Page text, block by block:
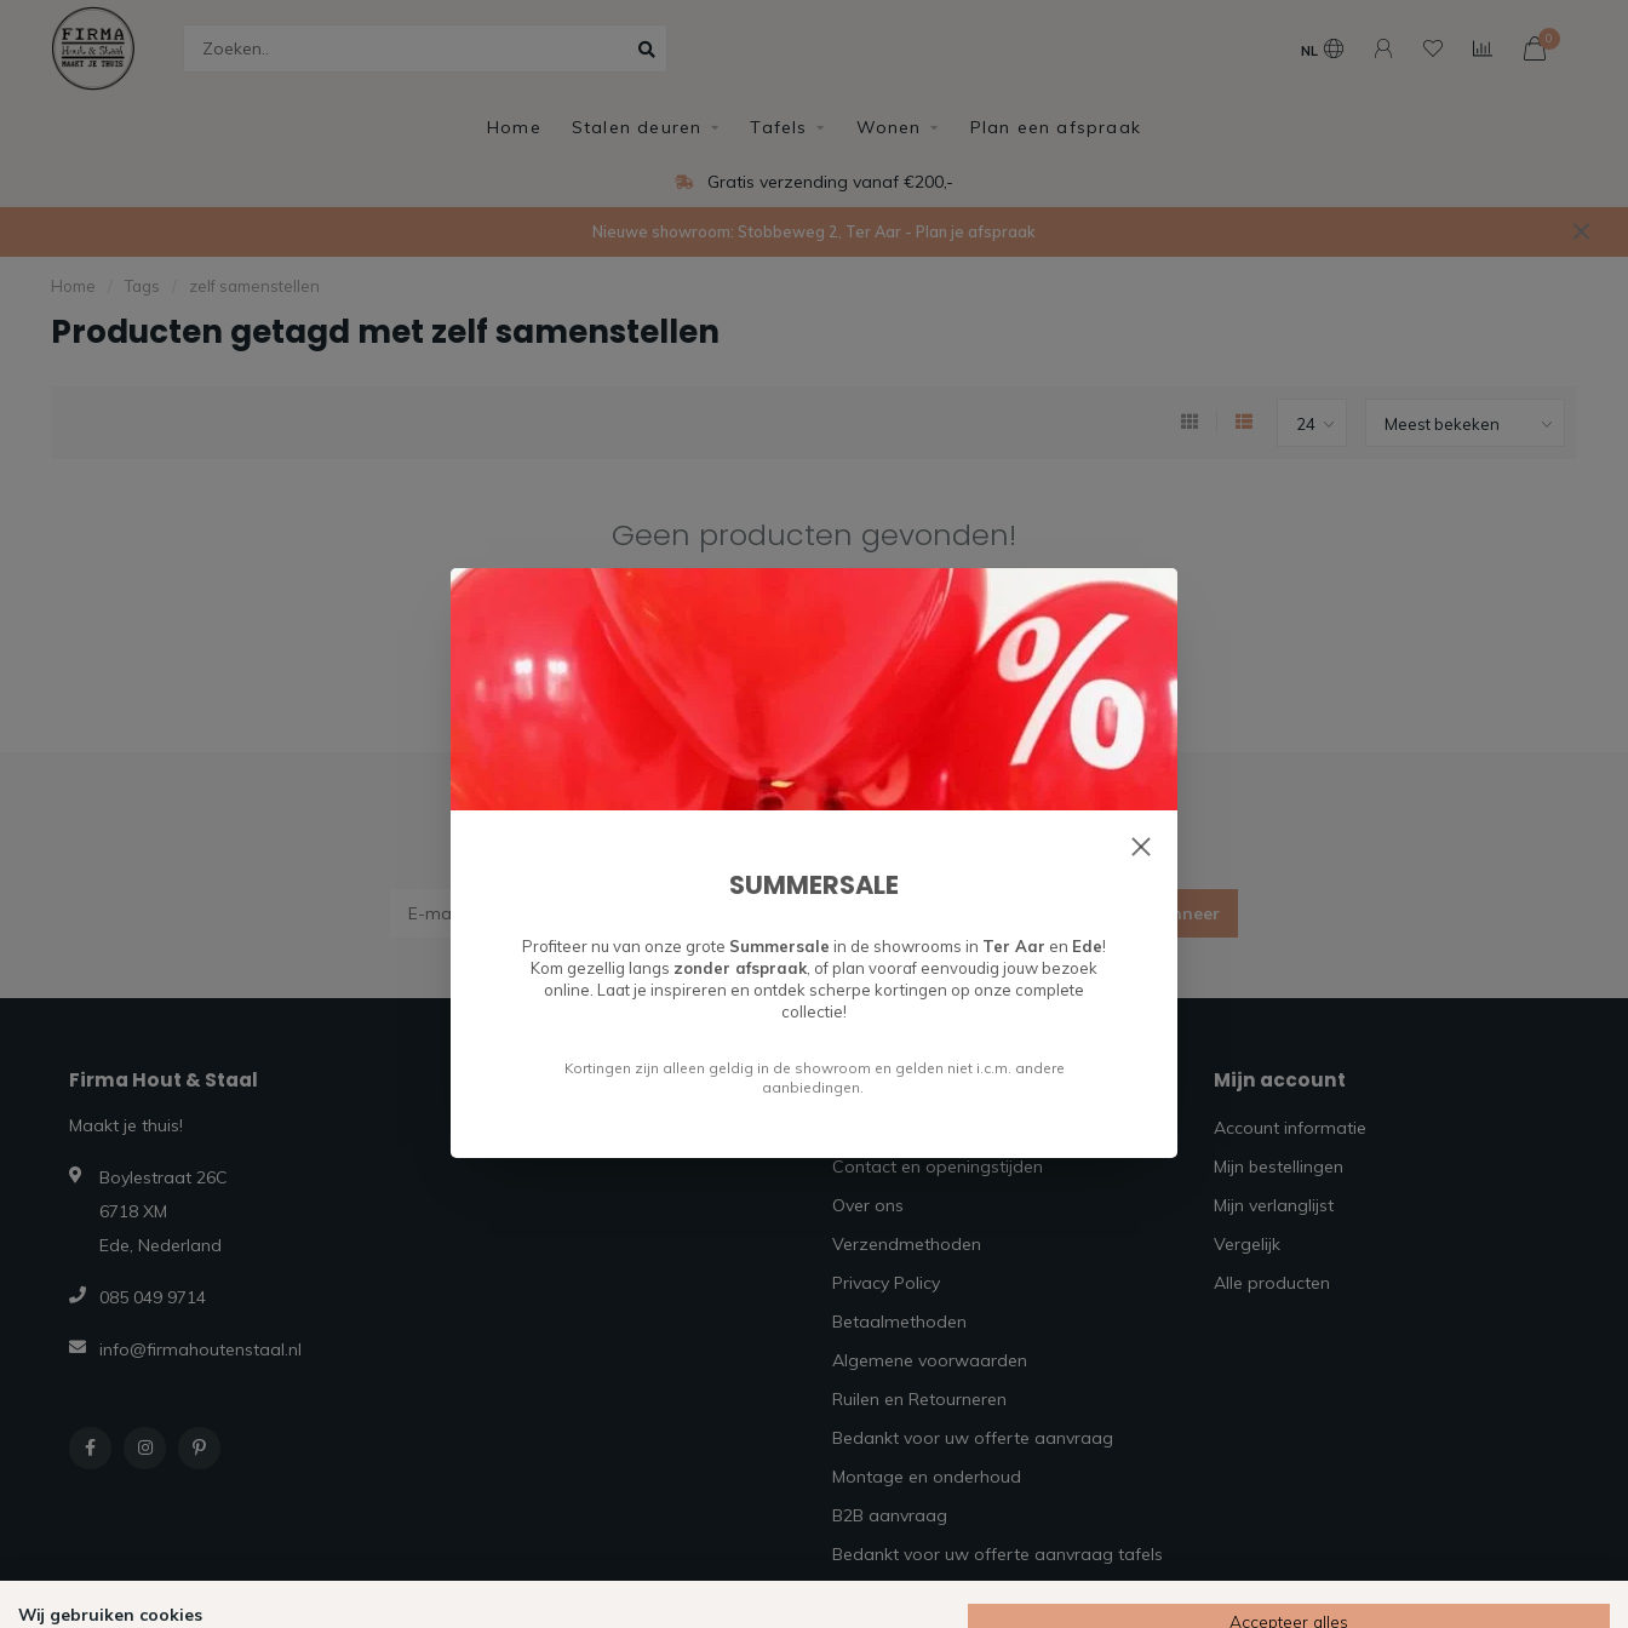
NL
0
Home Stalen deuren Tafels Wonen Plan een afspraak
Gratis verzending vanaf €200,-
Nieuwe showroom: Stobbeweg 2, Ter Aar - Plan je afspraak
Home Tags zelf samenstellen
Producten getagd met zelf samenstellen
Geen producten gevonden!
GA VERDER MET WINKELEN
Abonneer
Firma Hout & Staal
Maakt je thuis!
Boylestraat 26C
6718 XM
Ede, Nederland
085 049 9714
info@firmahoutenstaal.nl
Informatie
Contact en openingstijden
Over ons
Verzendmethoden
Privacy Policy
Betaalmethoden
Algemene voorwaarden
Ruilen en Retourneren
Bedankt voor uw offerte aanvraag
Montage en onderhoud
B2B aanvraag
Bedankt voor uw offerte aanvraag tafels
Mijn account
Account informatie
Mijn bestellingen
Mijn verlanglijst
Vergelijk
Alle producten
SUMMERSALE
Profiteer nu van onze grote Summersale in de showrooms in Ter Aar en Ede!
Kom gezellig langs zonder afspraak , of plan vooraf eenvoudig jouw bezoek
online. Laat je inspireren en ontdek scherpe kortingen op onze complete
collectie!
Kortingen zijn alleen geldig in de showroom en gelden niet i.c.m. andere
aanbiedingen.
Wij gebruiken cookies Accepteer alles